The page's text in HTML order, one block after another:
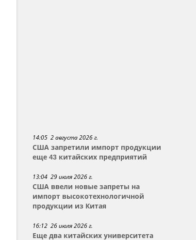
14:05 2 августа 2026 г.
США запретили импорт продукции
еще 43 китайских предприятий
13:04 29 июля 2026 г.
США ввели новые запреты на
импорт высокотехнологичной
продукции из Китая
16:12 26 июля 2026 г.
Еще два китайских университета